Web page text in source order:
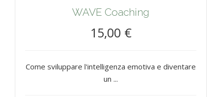
WAVE Coaching
15,00 €
Come sviluppare l'intelligenza emotiva e diventare
un ...